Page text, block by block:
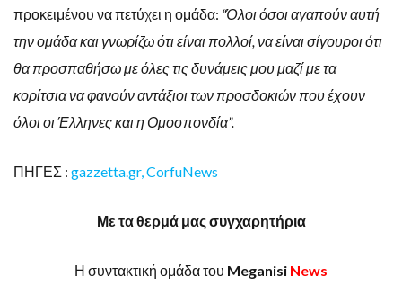
προκειμένου να πετύχει η ομάδα: “Όλοι όσοι αγαπούν αυτή
την ομάδα και γνωρίζω ότι είναι πολλοί, να είναι σίγουροι ότι
θα προσπαθήσω με όλες τις δυνάμεις μου μαζί με τα
κορίτσια να φανούν αντάξιοι των προσδοκιών που έχουν
όλοι οι Έλληνες και η Ομοσπονδία”.
ΠΗΓΕΣ : gazzetta.gr, CorfuNews
Με τα θερμά μας συγχαρητήρια
Η συντακτική ομάδα του Meganisi News